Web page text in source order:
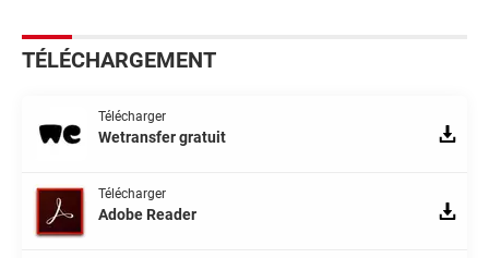
TÉLÉCHARGEMENT
Télécharger
Wetransfer gratuit
Télécharger
Adobe Reader